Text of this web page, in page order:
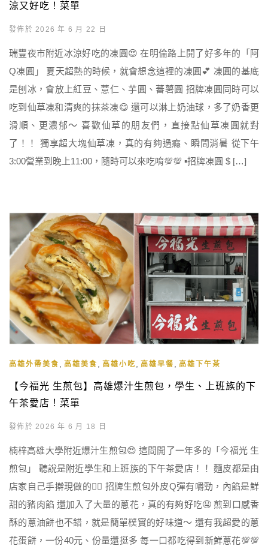
涼又好吃！菜單
發佈於 2026 年 6 月 22 日
瑞豐夜市附近冰涼好吃的凍圓😍 在明倫路上開了好多年的「阿
Q凍圓」 夏天超熱的時候，就會想念這裡的凍圓💕 凍圓的基底
是刨冰，會放上紅豆、薏仁、芋圓、蕃薯圓 招牌凍圓同時可以
吃到仙草凍和清爽的抹茶凍😋 還可以淋上奶油球，多了奶香更
滑順、更濃郁～ 喜歡仙草的朋友們，直接點仙草凍圓就對
了！！ 獨享超大塊仙草凍，真的有夠過癮、瞬間消暑 從下午
3:00營業到晚上11:00，隨時可以來吃唷💯💯 ▪️招牌凍圓 $ […]
高雄外帶美食 高雄美食 高雄小吃 高雄早餐 高雄下午茶
【今福光 生煎包】高雄爆汁生煎包，學生、上班族的下
午茶愛店！菜單
發佈於 2026 年 6 月 18 日
楠梓高雄大學附近爆汁生煎包😍 這間開了一年多的「今福光 生
煎包」 聽說是附近學生和上班族的下午茶愛店！！ 麵皮都是由
店家自己手擀現做的👍🏻 招牌生煎包外皮Q彈有嚼勁，內餡是鮮
甜的豬肉餡 還加入了大量的蔥花，真的有夠好吃🤤 煎到口感香
酥的蔥油餅也不錯，就是簡單樸實的好味道～ 還有我超愛的蔥
花蛋餅，一份40元、份量還挺多 每一口都吃得到新鮮蔥花💯💯